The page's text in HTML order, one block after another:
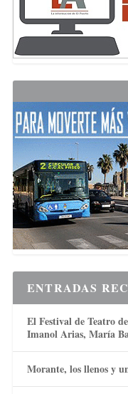
ENTRADAS
El Festival de Teatro
Imanol Arias, María
Morante, los llenos y